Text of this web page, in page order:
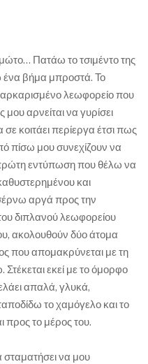
Πατάω το τσιμέντο της
βήμα μπροστά. Το
λεωφορείο που
αρνείται να γυρίσει
σε κοιτάει περίεργα έτσι πως
πίσω μου συνεχίζουν να
εντύπωση που θέλω να
και
αργά προς την
διπλανού λεωφορείου
ακολουθούν δύο άτομα
που απομακρύνεται με τη
εκεί με το όμορφο
απαλά, γλυκά,
το χαμόγελο και το
προς το μέρος του.
σταματήσει να μου